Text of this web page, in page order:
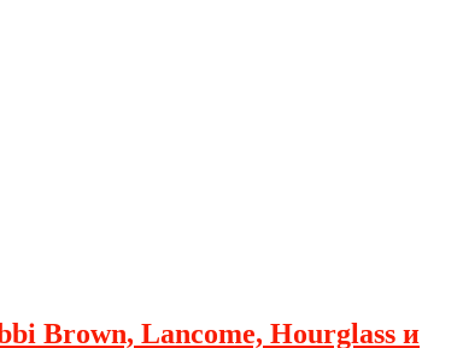
Brown, Lancome, Hourglass и